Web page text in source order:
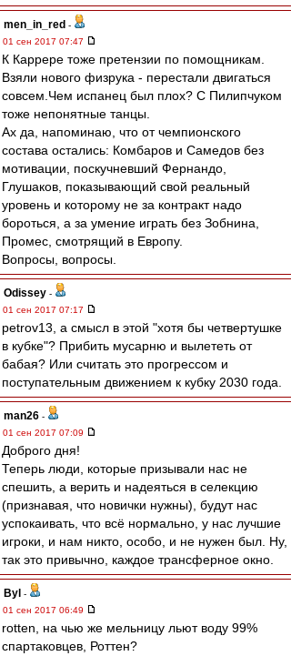
men_in_red -
01 сен 2017 07:47
К Каррере тоже претензии по помощникам.
Взяли нового физрука - перестали двигаться
совсем.Чем испанец был плох? С Пилипчуком
тоже непонятные танцы.
Ах да, напоминаю, что от чемпионского
состава остались: Комбаров и Самедов без
мотивации, поскучневший Фернандо,
Глушаков, показывающий свой реальный
уровень и которому не за контракт надо
бороться, а за умение играть без Зобнина,
Промес, смотрящий в Европу.
Вопросы, вопросы.
Odissey -
01 сен 2017 07:17
petrov13, а смысл в этой "хотя бы четвертушке
в кубке"? Прибить мусарню и вылететь от
бабая? Или считать это прогрессом и
поступательным движением к кубку 2030 года.
man26 -
01 сен 2017 07:09
Доброго дня!
Теперь люди, которые призывали нас не
спешить, а верить и надеяться в селекцию
(признавая, что новички нужны), будут нас
успокаивать, что всё нормально, у нас лучшие
игроки, и нам никто, особо, и не нужен был. Ну,
так это привычно, каждое трансферное окно.
Byl -
01 сен 2017 06:49
rotten, на чью же мельницу льют воду 99%
спартаковцев, Роттен?